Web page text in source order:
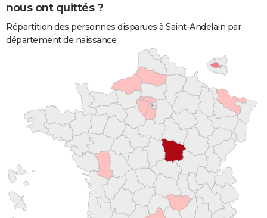
nous ont quittés ?
Répartition des personnes disparues à Saint-Andelain par
département de naissance.